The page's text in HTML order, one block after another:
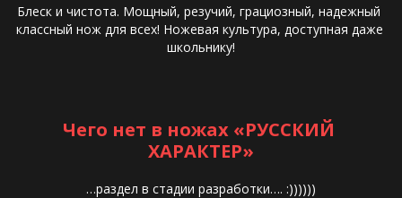
Блеск и чистота. Мощный, резучий, грациозный, надежный
классный нож для всех! Ножевая культура, доступная даже
школьнику!
Чего нет в ножах «РУССКИЙ
ХАРАКТЕР»
…раздел в стадии разработки…. :))))))